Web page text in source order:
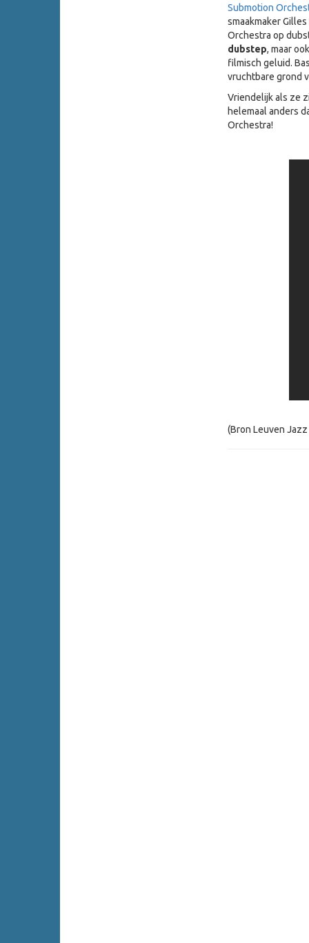
Submotion
smaakmaker
Orchestra op
dubstep, maar
filmisch geluid.
vruchtbare grond
Vriendelijk als ze
helemaal anders
Orchestra!
(Bron Leuven